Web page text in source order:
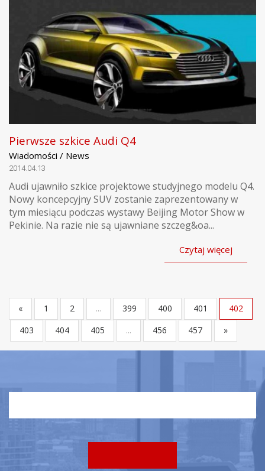
Pierwsze szkice Audi Q4
Wiadomości / News
2014.04.13
Audi ujawniło szkice projektowe studyjnego modelu Q4.
Nowy koncepcyjny SUV zostanie zaprezentowany w
tym miesiącu podczas wystawy Beijing Motor Show w
Pekinie. Na razie nie są ujawniane szczeg&oa...
Czytaj więcej
« 1 2 ... 399 400 401
402
403
404 405 ... 456 457 »